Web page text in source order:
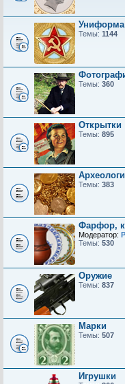
Униформа
Темы: 1144
Темы: 360
Открытки
Темы: 895
Темы: 383
Фарфор,
Модератор:
Темы: 530
Оружие
Темы: 837
Марки
Темы: 507
Игрушки